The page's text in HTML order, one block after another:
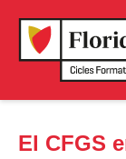
El CFGS